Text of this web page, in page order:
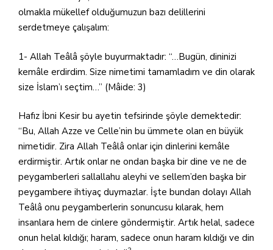
olmakla mükellef olduğumuzun bazı delillerini
serdetmeye çalışalım:
1- Allah Teâlâ şöyle buyurmaktadır: “…Bugün, dininizi
kemâle erdirdim. Size nimetimi tamamladım ve din olarak
size İslam’ı seçtim…” (Mâide: 3)
Hafız İbni Kesir bu ayetin tefsirinde şöyle demektedir:
“Bu, Allah Azze ve Celle’nin bu ümmete olan en büyük
nimetidir. Zira Allah Teâlâ onlar için dinlerini kemâle
erdirmiştir. Artık onlar ne ondan başka bir dine ve ne de
peygamberleri sallallahu aleyhi ve sellem’den başka bir
peygambere ihtiyaç duymazlar. İşte bundan dolayı Allah
Teâlâ onu peygamberlerin sonuncusu kılarak, hem
insanlara hem de cinlere göndermiştir. Artık helal, sadece
onun helal kıldığı; haram, sadece onun haram kıldığı ve din